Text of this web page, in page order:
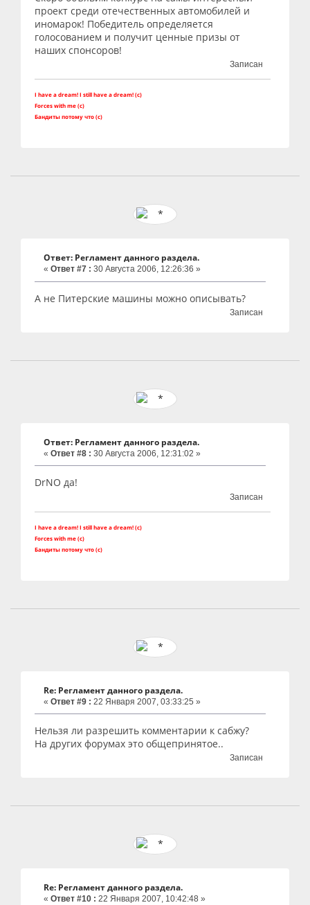
проект среди отечественных автомобилей и
иномарок! Победитель определяется
голосованием и получит ценные призы от
наших спонсоров!
Записан
I have a dream! I still have a dream! (c)
Forces with me (c)
Бандиты потому что (с)
Ответ: Регламент данного раздела.
« Ответ #7 : 30 Августа 2006, 12:26:36 »
А не Питерские машины можно описывать?
Записан
Ответ: Регламент данного раздела.
« Ответ #8 : 30 Августа 2006, 12:31:02 »
DrNO да!
Записан
I have a dream! I still have a dream! (c)
Forces with me (c)
Бандиты потому что (с)
Re: Регламент данного раздела.
« Ответ #9 : 22 Января 2007, 03:33:25 »
Нельзя ли разрешить комментарии к сабжу?
На других форумах это общепринятое..
Записан
Re: Регламент данного раздела.
« Ответ #10 : 22 Января 2007, 10:42:48 »